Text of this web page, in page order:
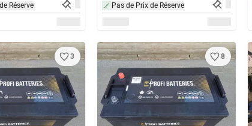
Réserve
Pas de Prix de Réserve
3 8